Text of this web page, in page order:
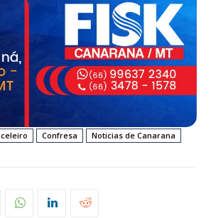
celeiro Confresa Noticias de Canarana